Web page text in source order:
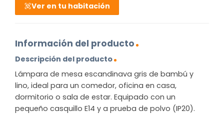
Ver en tu habitación
Información del producto
Descripción del producto
Lámpara de mesa escandinava gris de bambú y
lino, ideal para un comedor, oficina en casa,
dormitorio o sala de estar. Equipado con un
pequeño casquillo E14 y a prueba de polvo (IP20).